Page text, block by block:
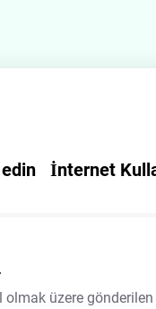
İnternet
üzere gönderilen